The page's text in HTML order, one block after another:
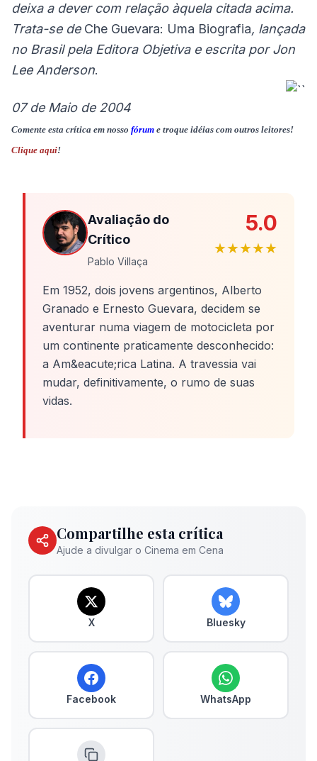
deixa a dever com relação àquela citada acima.
Trata-se de Che Guevara: Uma Biografia, lançada
no Brasil pela Editora Objetiva e escrita porJon
Lee Anderson.
07 de Maio de 2004
Comente esta crítica em nosso fórum e troque idéias com outros leitores!
Clique aqui!
Avaliação do
Crítico
Pablo Villaça
5.0
★★★★★
Em 1952, dois jovens argentinos, Alberto
Granado e Ernesto Guevara, decidem se
aventurar numa viagem de motocicleta por
um continente praticamente desconhecido:
a Am&eacute;rica Latina. A travessia vai
mudar, definitivamente, o rumo de suas
vidas.
Compartilhe esta crítica
Ajude a divulgar o Cinema em Cena
X Bluesky
Facebook WhatsApp